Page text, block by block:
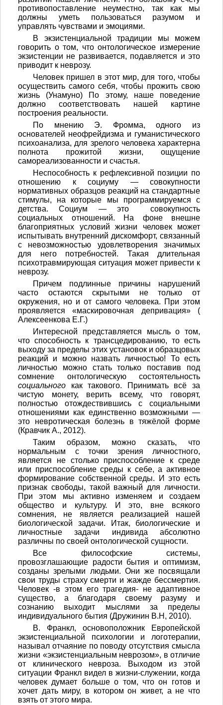
противопоставление неуместно, так как мы
должны уметь пользоваться разумом и
управлять чувствами и эмоциями.
В экзистенциальной традиции мы можем
говорить о том, что онтологическое измерение
экзистенции не развивается, подавляется и это
приводит к неврозу.
Человек пришел в этот мир, для того, чтобы
осуществить самого себя, чтобы прожить свою
жизнь (Унамуно) По этому, наше поведение
должно соответствовать нашей картине
построения реальности.
По мнению Э. Фромма, одного из
основателей неофрейдизма и гуманистического
психоанализа, для зрелого человека характерна
полнота прожитой жизни, ощущение
самореализованности и счастья.
Неспособность к рефлексивной позиции по
отношению к социуму — совокупности
нормативных образцов реакций на стандартные
стимулы, на которые мы программируемся с
детства. Социум — это совокупность
социальных отношений. На фоне внешне
благоприятных условий жизни человек может
испытывать внутренний дискомфорт, связанный
с невозможностью удовлетворения значимых
для него потребностей. Такая длительная
психотравмирующая ситуация может привести к
неврозу.
Причем подлинные причины нарушений
часто остаются скрытыми не только от
окружения, но и от самого человека. При этом
проявляется «маскировочная депривация» (
Алексеенкова Е.Г.)
Интересной представляется мысль о том,
что способность к трансцедированию, то есть
выходу за пределы этих установок и образцовых
реакций и можно назвать личностью! То есть
личностью можно стать только поставив под
сомнение онтологическую состоятельность
социального как такового. Принимать всё за
чистую монету, верить всему, что говорят,
полностью отождествившись с социальными
отношениями как единственно возможными —
это невротическая болезнь в тяжёлой форме
(Кравчик А., 2012).
Таким образом, можно сказать, что
нормальным с точки зрения личностного,
является не столько приспособление к среде
или приспособление среды к себе, а активное
формирование собственной среды. И это есть
признак свободы, такой важный для личности.
При этом мы активно изменяем и создаем
общество и культуру. И это, вне всякого
сомнения, не является реализацией нашей
биологической задачи. Итак, биологические и
личностные задачи индивида абсолютно
различны по своей онтологической сущности.
Все философские системы,
провозглашающие радости бытия и оптимизм,
созданы зрелыми людьми. Они же посвящали
свои труды страху смерти и жажде бессмертия.
Человек -в этом его трагедия- не адаптивное
существо, а благодаря своему разуму и
сознанию выходит мыслями за пределы
индивидуального бытия (Дружинин В.Н, 2010).
В. Франкл, основоположник Европейской
экзистенциальной психологии и логотерапии,
называл отчаяние по поводу отсутствия смысла
жизни «экзистенциальным неврозом», в отличие
от клинического невроза. Выходом из этой
ситуации Франкл видел в жизни-служении, когда
человек думает больше о том, что он готов и
хочет дать миру, в котором он живет, а не что
взять от этого мира.